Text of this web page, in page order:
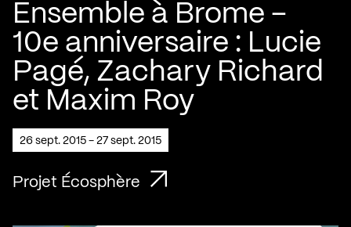
Ensemble à Brome –
10e anniversaire : Lucie
Pagé, Zachary Richard
et Maxim Roy
26 sept. 2015 - 27 sept. 2015
Projet Écosphère